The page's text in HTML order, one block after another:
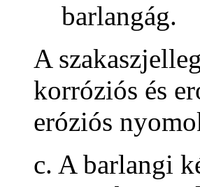
barlangág.
A
korróziós és
eróziós
c. A barlangi